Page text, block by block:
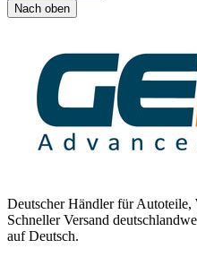
Nach oben
Deutscher Händler für Autoteile,
Schneller Versand
auf Deutsch.